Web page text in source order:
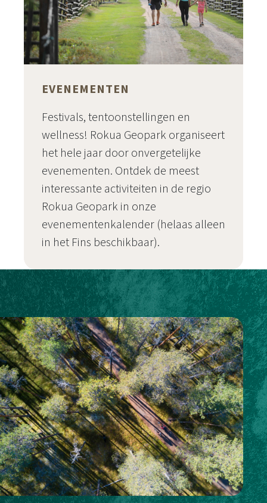
EVENEMENTEN
Festivals, tentoonstellingen en
wellness! Rokua Geopark organiseert
het hele jaar door onvergetelijke
evenementen. Ontdek de meest
interessante activiteiten in de regio
Rokua Geopark in onze
evenementenkalender (helaas alleen
in het Fins beschikbaar).
Evenementen